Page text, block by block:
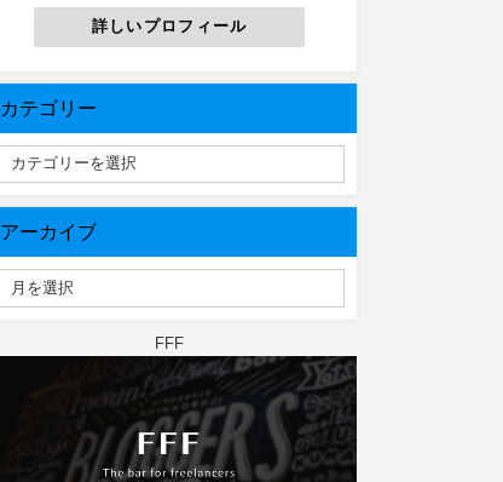
詳しいプロフィール
カテゴリー
アーカイブ
FFF